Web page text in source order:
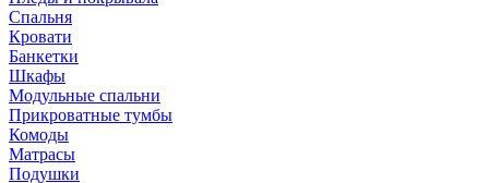
Спальня
Кровати
Банкетки
Шкафы
Модульные спальни
Прикроватные тумбы
Комоды
Матрасы
Подушки